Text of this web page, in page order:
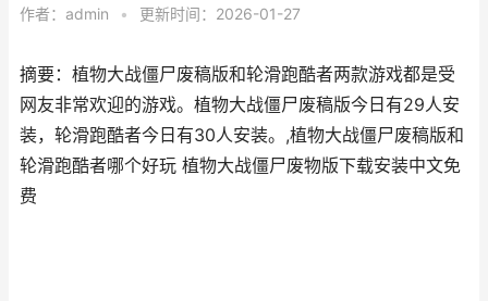
作者： admin • 更新时间：2026-01-27
摘要：植物大战僵尸废稿版和轮滑跑酷者两款游戏都是受
网友非常欢迎的游戏。植物大战僵尸废稿版今日有29人安
装，轮滑跑酷者今日有30人安装。,植物大战僵尸废稿版和
轮滑跑酷者哪个好玩 植物大战僵尸废物版下载安装中文免
费